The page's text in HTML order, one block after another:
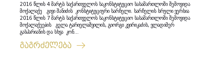
2016 წლის 4 მარტს საქართველოს საკონსტიტუციო სასამართლოში შემოვიდა
მოქალაქე გივი შანიძის კონსტიტუციური სარჩელი. სარჩელის სრული ვერსია
2016 წლის 7 მარტს საქართველოს საკონსტიტუციო სასამართლოში შემოვიდა
მოქალაქეების გელა ტარიელაშვილის, გიორგი კვირიკაძის, ვლადიმერ
გასპარიანის და სხვა კონ...
გაგრძელება